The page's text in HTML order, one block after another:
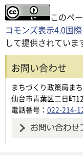
このペ
コモンズ表示4.0国
して提供されていま
お問い合わせ
まちづくり政策局ま
仙台市青葉区二日町
電話番号： 022-214-